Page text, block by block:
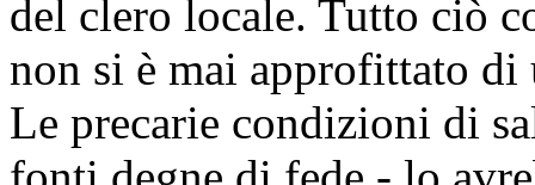
del clero locale. Tutto ciò
non si è mai approfittato di
Le precarie condizioni di